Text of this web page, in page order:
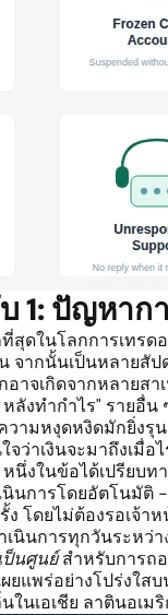
1: ปัญหาก
ดในโลกการเทรด
จากนั้นเป็นหลาย
าจเกิดจากหลายส
หลังทำกำไร" ราย
วามหงุดหงิดมักยิ่ง
จว่าเงินจะมาถึงเมื่
หนึ่งในข้อได้เปรียบ
นการโดยอัตโนมัติ
ง โดยไม่ต้องรอเ
นการทุกวันระหว่า
นศูนย์สำหรับการถอ
ยแพร่อย่างโปร่งใส
ในเอเชีย ลาตินอเ